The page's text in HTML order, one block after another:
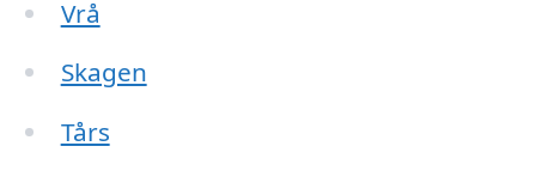
Vrå
Skagen
Tårs